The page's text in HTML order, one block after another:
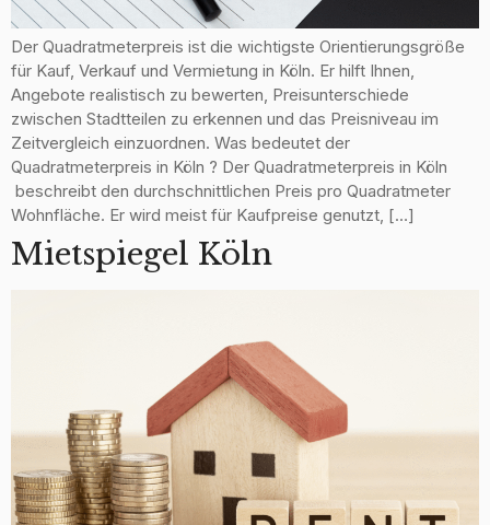
Der Quadratmeterpreis ist die wichtigste Orientierungsgröße
für Kauf, Verkauf und Vermietung in Köln. Er hilft Ihnen,
Angebote realistisch zu bewerten, Preisunterschiede
zwischen Stadtteilen zu erkennen und das Preisniveau im
Zeitvergleich einzuordnen. Was bedeutet der
Quadratmeterpreis in Köln ? Der Quadratmeterpreis in Köln
beschreibt den durchschnittlichen Preis pro Quadratmeter
Wohnfläche. Er wird meist für Kaufpreise genutzt, […]
Mietspiegel Köln